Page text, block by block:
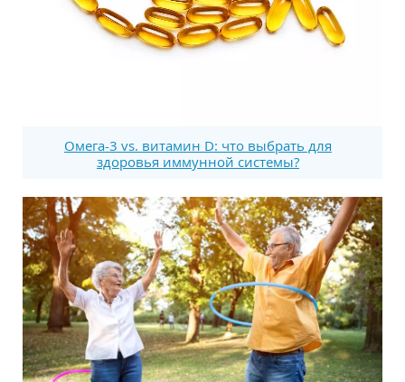
Омега-3 vs. витамин D: что выбрать для
здоровья иммунной системы?